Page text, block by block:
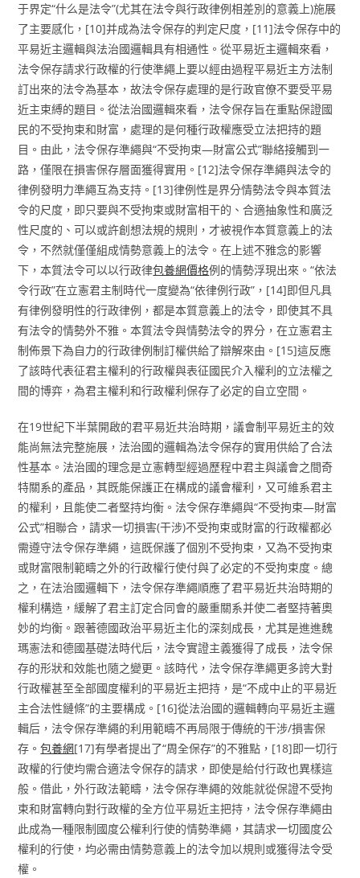
于界定“什么是法令”(尤其在法令與行政律例相差別的意義上)施展
了主要感化，[10]并成為法令保存的判定尺度，[11]法令保存中的
平易近主邏輯與法治國邏輯具有相通性。從平易近主邏輯來看，
法令保存請求行政權的行使準繩上要以經由過程平易近主方法制
訂出來的法令為基本，故法令保存處理的是行政官僚不要受平易
近主束縛的題目。從法治國邏輯來看，法令保存旨在重點保證國
民的不受拘束和財富，處理的是何種行政權應受立法把持的題
目。由此，法令保存準繩與“不受拘束—財富公式”聯絡接觸到一
路，僅限在損害保存層面獲得實用。[12]法令保存準繩與法令的
律例發明力準繩互為支持。[13]律例性是界分情勢法令與本質法
令的尺度，即只要與不受拘束或財富相干的、合適抽象性和廣泛
性尺度的、可以或許創想法規的規則，才被視作本質意義上的法
令，不然就僅僅組成情勢意義上的法令。在上述不雅念的影響
下，本質法令可以以行政律包養網價格例的情勢浮現出來。“依法
令行政”在立憲君主制時代一度變為“依律例行政”，[14]即但凡具
有律例發明性的行政律例，都是本質意義上的法令，即使其不具
有法令的情勢外不雅。本質法令與情勢法令的界分，在立憲君主
制佈景下為自力的行政律例制訂權供給了辯解來由。[15]這反應
了該時代表征君主權利的行政權與表征國民介入權利的立法權之
間的博弈，為君主權利和行政權利保存了必定的自立空間。
在19世紀下半葉開啟的君平易近共治時期，議會制平易近主的效
能尚無法完整施展，法治國的邏輯為法令保存的實用供給了合法
性基本。法治國的理念是立憲轉型經過歷程中君主與議會之間奇
特關系的產品，其既能保護正在構成的議會權利，又可維系君主
的權利，且能使二者堅持均衡。法令保存準繩與“不受拘束—財富
公式”相聯合，請求一切損害(干涉)不受拘束或財富的行政權都必
需遵守法令保存準繩，這既保護了個別不受拘束，又為不受拘束
或財富限制範疇之外的行政權行使付與了必定的不受拘束度。總
之，在法治國邏輯下，法令保存準繩順應了君平易近共治時期的
權利構造，緩解了君主訂定合同會的嚴重關系并使二者堅持著奧
妙的均衡。跟著德國政治平易近主化的深刻成長，尤其是進進魏
瑪憲法和德國基礎法時代后，法令實證主義獲得了成長，法令保
存的形狀和效能也隨之變更。該時代，法令保存準繩更多誇大對
行政權甚至全部國度權利的平易近主把持，是“不成中止的平易近
主合法性鏈條”的主要構成。[16]從法治國的邏輯轉向平易近主邏
輯后，法令保存準繩的利用範疇不再局限于傳統的干涉/損害保
存。包養網[17]有學者提出了“周全保存”的不雅點，[18]即一切行
政權的行使均需合適法令保存的請求，即使是給付行政也異樣這
般。借此，外行政法範疇，法令保存準繩的效能就從保證不受拘
束和財富轉向對行政權的全方位平易近主把持，法令保存準繩由
此成為一種限制國度公權利行使的情勢準繩，其請求一切國度公
權利的行使，均必需由情勢意義上的法令加以規則或獲得法令受
權。